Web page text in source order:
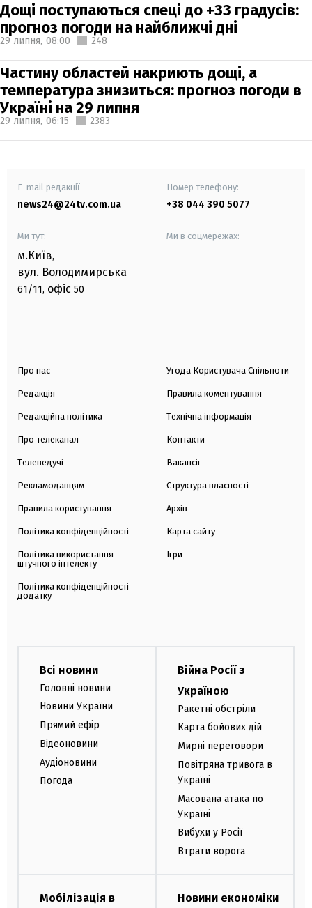
Дощі поступаються спеці до +33 градусів:
прогноз погоди на найближчі дні
29 липня, 08:00 248
Частину областей накриють дощі, а
температура знизиться: прогноз погоди в
Україні на 29 липня
29 липня, 06:15 2383
E-mail редакції
news24@24tv.com.ua
Номер телефону:
+38 044 390 5077
Ми тут:
м.Київ,
вул. Володимирська
61/11, офіс 50
Ми в соцмережах:
Про нас
Редакція
Редакційна політика
Про телеканал
Телеведучі
Рекламодавцям
Правила користування
Політика конфіденційності
Політика використання
штучного інтелекту
Політика конфіденційності
додатку
Угода Користувача Спільноти
Правила коментування
Технічна інформація
Контакти
Вакансії
Структура власності
Архів
Карта сайту
Ігри
Всі новини
Головні новини
Новини України
Прямий ефір
Відеоновини
Аудіоновини
Погода
Війна Росії з
Україною
Ракетні обстріли
Карта бойових дій
Мирні переговори
Повітряна тривога в
Україні
Масована атака по
Україні
Вибухи у Росії
Втрати ворога
Мобілізація в
Новини економіки